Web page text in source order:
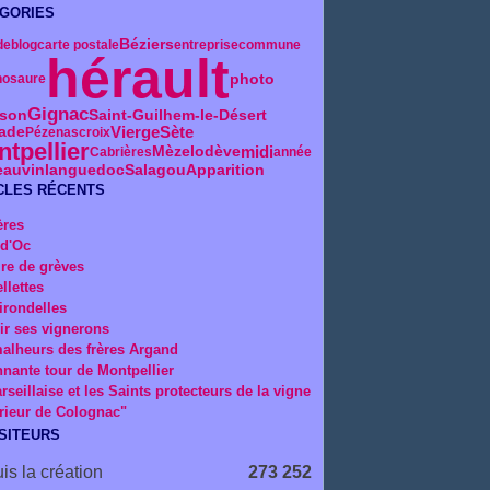
blogcarte postale Béziersentreprisecommune
héraultphoto
GignacSaint-Guilhem-le-Désert
PézenascroixViergeSète
Cabrières Mèze lodèvemidiannée
vin languedocSalagouApparition
RÉCENTS
de grèves
ses vignerons
des frères Argand
tour de Montpellier
et les Saints protecteurs de la vigne
de Colognac"
la création 273 252